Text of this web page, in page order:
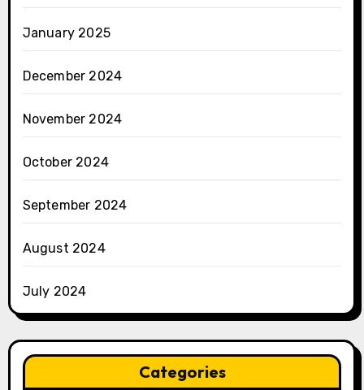
January 2025
December 2024
November 2024
October 2024
September 2024
August 2024
July 2024
Categories